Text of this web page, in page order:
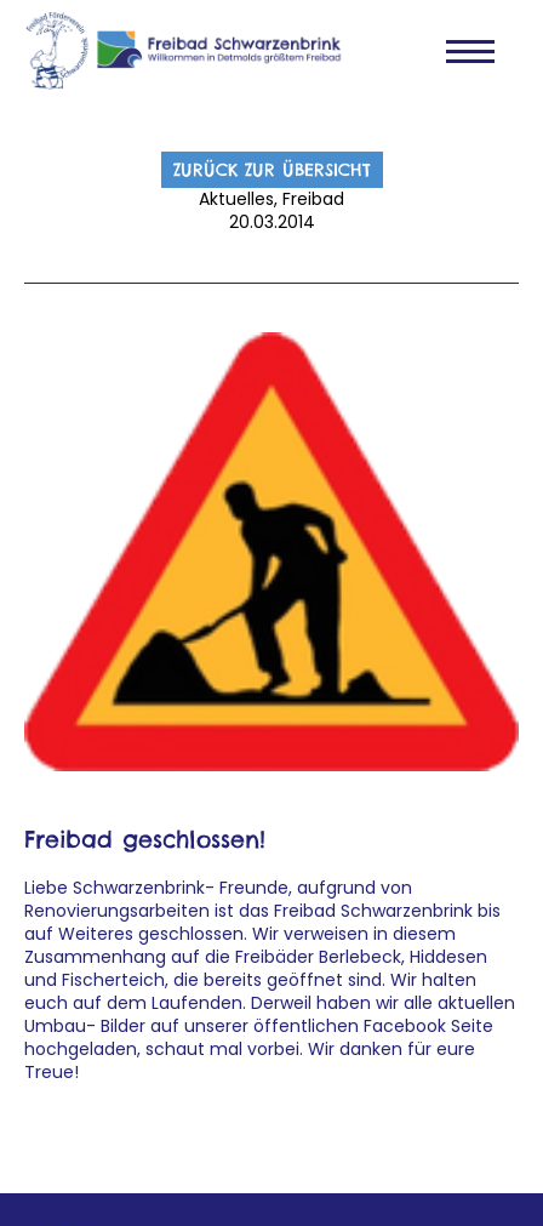
ZURÜCK ZUR ÜBERSICHT
Aktuelles, Freibad
20.03.2014
Freibad geschlossen!
Liebe Schwarzenbrink- Freunde, aufgrund von
Renovierungsarbeiten ist das Freibad Schwarzenbrink bis
auf Weiteres geschlossen. Wir verweisen in diesem
Zusammenhang auf die Freibäder Berlebeck, Hiddesen
und Fischerteich, die bereits geöffnet sind. Wir halten
euch auf dem Laufenden. Derweil haben wir alle aktuellen
Umbau- Bilder auf unserer öffentlichen Facebook Seite
hochgeladen, schaut mal vorbei. Wir danken für eure
Treue!